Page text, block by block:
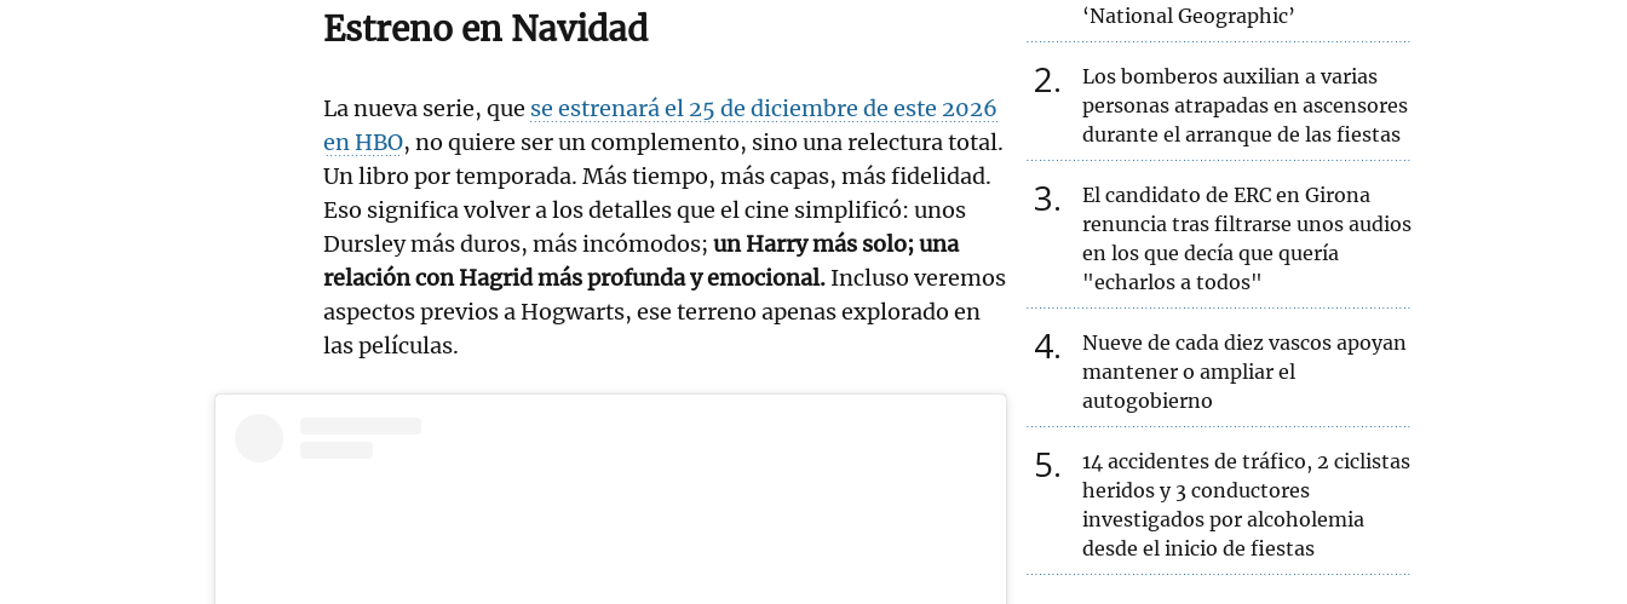
Estreno en Navidad
La nueva serie, que se estrenará el 25 de diciembre de este 2026
en HBO, no quiere ser un complemento, sino una relectura total.
Un libro por temporada. Más tiempo, más capas, más fidelidad.
Eso significa volver a los detalles que el cine simplificó: unos
Dursley más duros, más incómodos; un Harry más solo; una
relación con Hagrid más profunda y emocional. Incluso veremos
aspectos previos a Hogwarts, ese terreno apenas explorado en
las películas.
‘National Geographic’
2
Los bomberos auxilian a varias
personas atrapadas en ascensores
durante el arranque de las fiestas
3
El candidato de ERC en Girona
renuncia tras filtrarse unos audios
en los que decía que quería
"echarlos a todos"
4
Nueve de cada diez vascos apoyan
mantener o ampliar el
autogobierno
5
14 accidentes de tráfico, 2 ciclistas
heridos y 3 conductores
investigados por alcoholemia
desde el inicio de fiestas